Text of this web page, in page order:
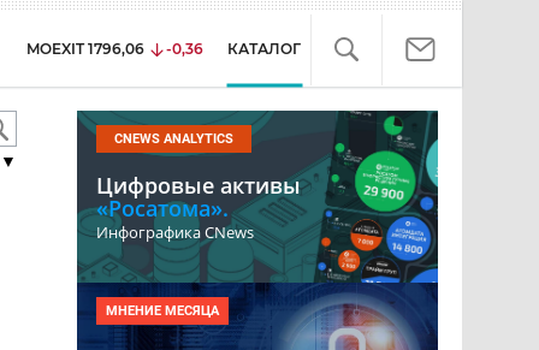
MOEXIT 1796,06 -0,36 КАТАЛОГ
▼
CNEWS ANALYTICS
Цифровые активы
«Росатома».
Инфографика CNews
МНЕНИЕ МЕСЯЦА